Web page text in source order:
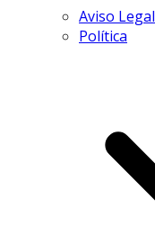
Aviso Legal
Política